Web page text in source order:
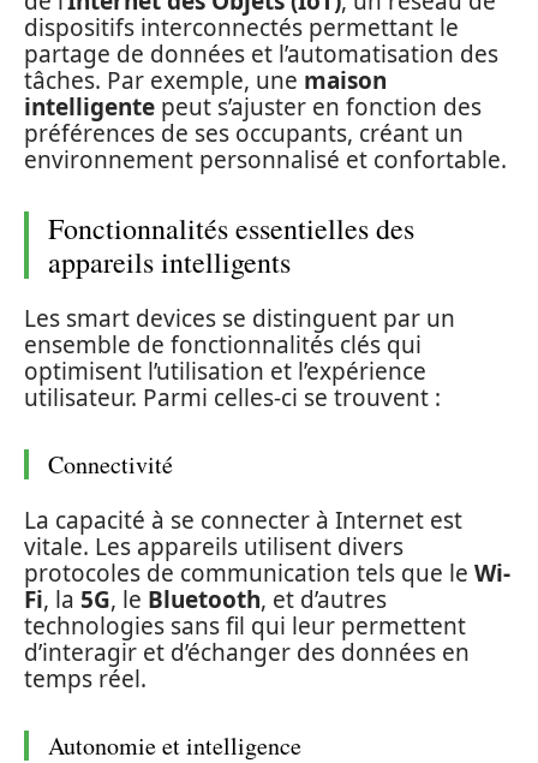
dispositifs interconnectés permettant le
partage de données et l’automatisation des
tâches. Par exemple, une maison
intelligente peut s’ajuster en fonction des
préférences de ses occupants, créant un
environnement personnalisé et confortable.
Fonctionnalités essentielles des
appareils intelligents
Les smart devices se distinguent par un
ensemble de fonctionnalités clés qui
optimisent l’utilisation et l’expérience
utilisateur. Parmi celles-ci se trouvent :
Connectivité
La capacité à se connecter à Internet est
vitale. Les appareils utilisent divers
protocoles de communication tels que le Wi-
Fi, la 5G, le Bluetooth, et d’autres
technologies sans fil qui leur permettent
d’interagir et d’échanger des données en
temps réel.
Autonomie et intelligence